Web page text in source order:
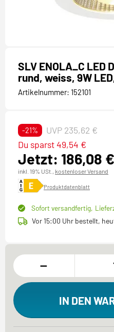
SLV ENOLA_C LED
rund, weiss, 9W
Artikelnummer: 152101
-21% UVP 235,62 €
Jetzt: 186,08 €
Du sparst 49,54 €
inkl. 19% USt., kostenloser Versand
Produktdatenblatt
Sofort versandfertig,
Vor 15:00 Uhr bestellt,
-
IN DEN